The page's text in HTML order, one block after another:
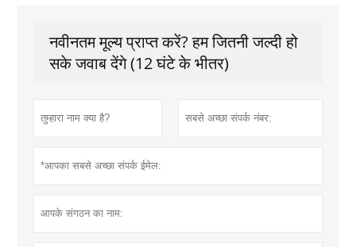
नवीनतम मूल्य प्राप्त करें? हम जितनी जल्दी हो
सके जवाब देंगे (12 घंटे के भीतर)